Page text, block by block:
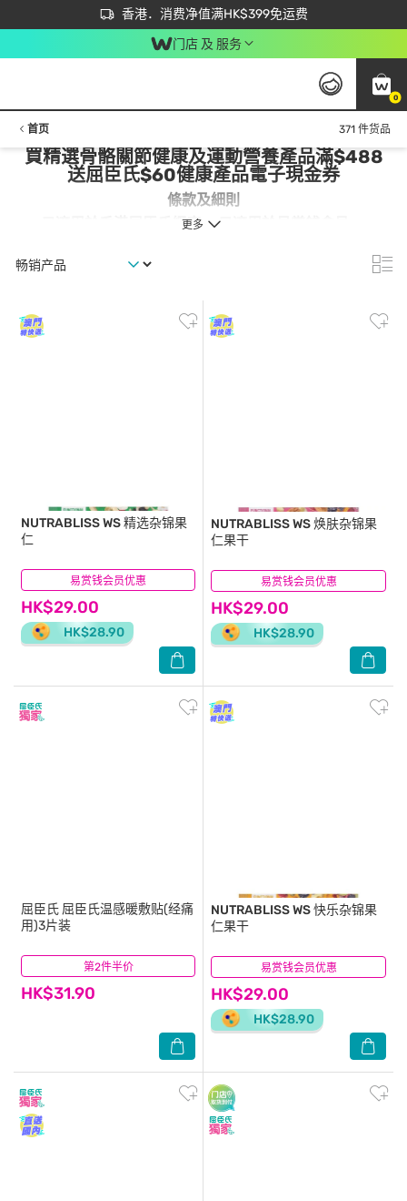
香港．消费净值满HK$399免运费
立即成为易赏钱会员尽享独家优惠
首次APP下单买满$450 输入 NEWAPP 即减$50
门店 及 服务
0
首页 371 件货品
買精選骨骼關節健康及運動營養產品滿$488
送屈臣氏$60健康產品電子現金券
條款及細則
只適用於香港屈臣氏網店。 只適用於易賞錢會員。
錢會員於屈臣氏網店 買精選骨骼關節健康及運動營養產品
滿
贈品數量有限，送完即止。
每單交易只可獲取1張電子現金券。 電子現金券將會於訂
單成立後7個工作天自動存入閣下易賞錢會員帳戶；電子
更多
易赏钱会员优惠
NUTRABLISS WS精选杂锦果
仁
HK$29.00
HK$28.90
(8) 易赏钱会员优惠
NUTRABLISS WS焕肤杂锦果
仁果干
HK$29.00
HK$28.90
(13)
第2件半价
屈臣氏 屈臣氏温感暖敷贴(经痛
用)3片装
HK$31.90
(14) 易赏钱会员优惠
NUTRABLISS WS快乐杂锦果
仁果干
HK$29.00
HK$28.90
(10)